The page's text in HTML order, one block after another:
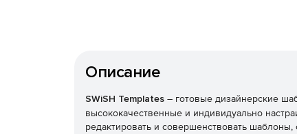
Описание
SWiSH Templates – готовые дизайнерские
высококачественные и индивидуально
редактировать и совершенствовать